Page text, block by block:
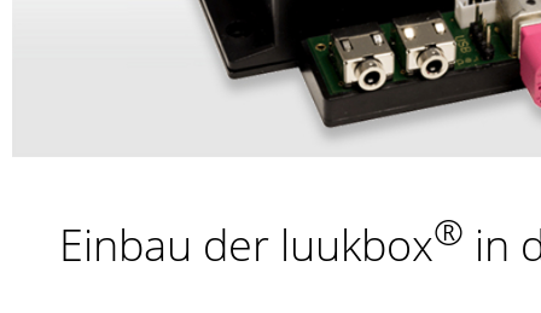
Einbau der luukbox® in